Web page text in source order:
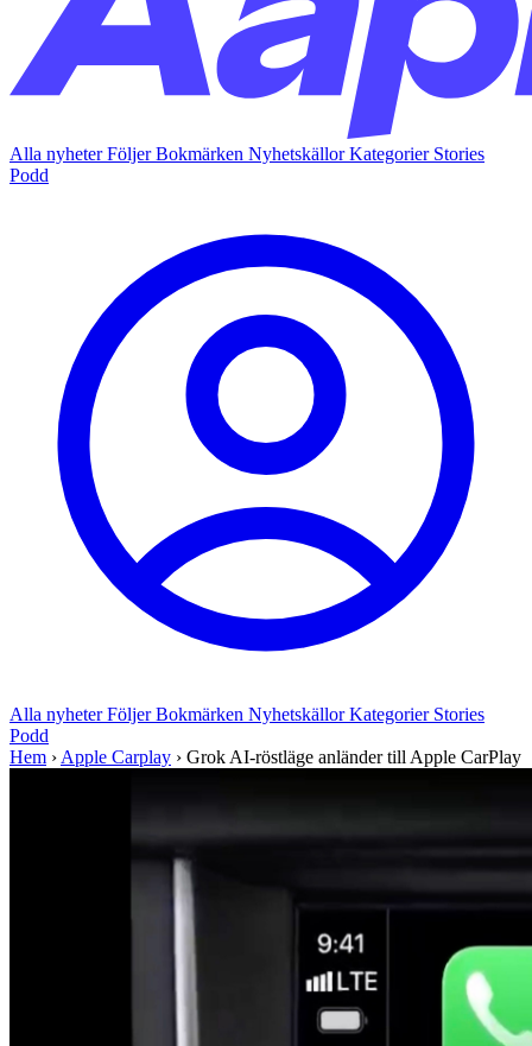
Alla nyheterFöljerBokmärken NyhetskällorKategorier Stories
Podd
Alla nyheterFöljerBokmärken NyhetskällorKategorier Stories
Podd
Hem › Apple Carplay › Grok AI-röstläge anländer till Apple CarPlay